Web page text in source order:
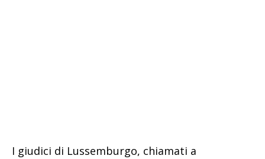
I giudici di Lussemburgo, chiamati a